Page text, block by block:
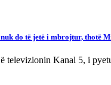
do të jetë i mbrojtur, thotë
Kanal 5, i